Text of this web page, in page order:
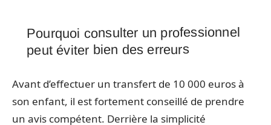
Pourquoi consulter un professionnel
peut éviter bien des erreurs
Avant d’effectuer un transfert de 10 000 euros à
son enfant, il est fortement conseillé de prendre
un avis compétent. Derrière la simplicité